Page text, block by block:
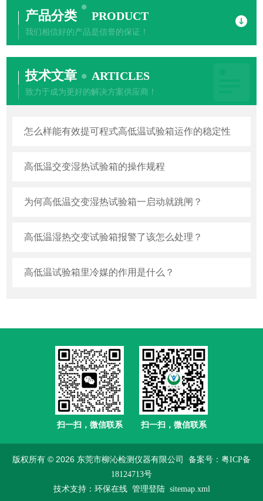
产品分类 PRODUCT
我们相信好的产品是信誉的保证！
技术文章 ARTICLES
致力于成为更好的解决方案供应商！
怎么样能有效提可程式高低温试验箱运作的稳定性
高低温交变湿热试验箱的操作规程
为何高低温交变湿热试验箱一启动就跳闸？
高低温湿热交变试验箱报警了该怎么处理？
高低温试验箱里冷媒的作用是什么？
扫一扫，微信联系 扫一扫，微信联系
版权所有 © 2026 东莞市柳沁检测仪器有限公司 备案号：粤ICP备
18124713号
技术支持： 环保在线 管理登陆 sitemap.xml